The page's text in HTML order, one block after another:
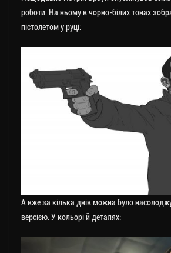
роботи. На ньому в чорно-білих тонах
пістолетом у руці:
А вже за кілька днів можна було
версією. У кольорі й деталях: